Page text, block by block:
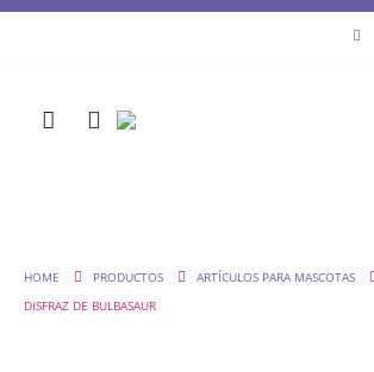
HOME PRODUCTOS
ARTÍCULOS PARA MASCOTAS
DISFRAZ DE BULBASAUR